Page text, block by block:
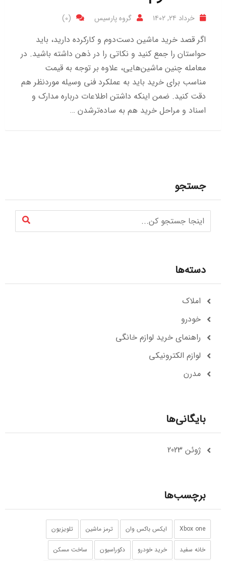
خرداد ۲۴, ۱۴۰۲ گروه پارسیس (0)
اگر قصد خرید ماشین دست‌دوم و کارکرده دارید، باید
حواستان را جمع کنید و نکاتی را در ذهن داشته باشید. در
معامله چنین ماشین‌هایی، علاوه بر توجه به قیمت
مناسب برای خرید باید به عملکرد فنی وسیله موردنظر هم
دقت کنید. ضمن اینکه داشتن اطلاعات درباره مدارک و
اسناد و مراحل خرید هم به ساده‌ترشدن …
جستجو
دسته‌ها
املاک
خودرو
راهنمای خرید لوازم خانگی
لوازم الکترونیکی
مدرن
بایگانی‌ها
ژوئن 2023
برچسب‌ها
Xbox one ایکس باکس وان ترمز ماشین تلویزیون
خانه سفید خرید خودرو دکوراسیون ساخت مسکن